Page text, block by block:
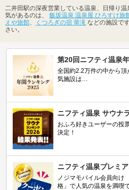
二井田駅の深夜営業している温泉、日帰り
気があるのは、 飯坂温泉 温泉屋 ひろすけ旅
えや旅館、 くつろぎの宿 華滝 などの施設で
さい。
第20回ニフティ温泉
全国約2.2万件の中から
気施設は…
ニフティ温泉 サウナ
おふろ好きユーザーの投
決定！
ニフティ温泉プレミ
ノジマモバイル会員向
格」で人気の温泉を満喫